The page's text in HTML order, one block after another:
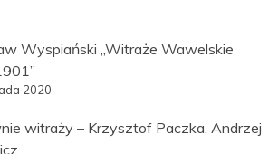
Wyspiański „Witraże Wawelskie
2020
witraży – Krzysztof Paczka, Andrzej